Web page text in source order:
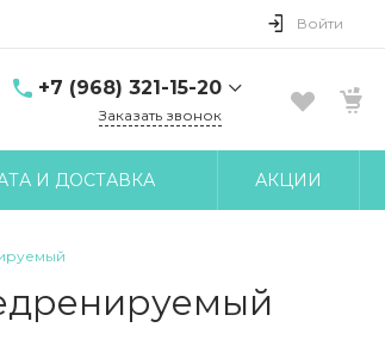
Войти
+7 (968) 321-15-20
г. Москва, ул. Клары
Заказать звонок
И ДОСТАВКА АКЦИИ